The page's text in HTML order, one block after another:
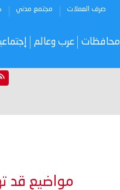
صرف العملات مجتمع مدني
محافظات عرب وعالم
مواضيع قد